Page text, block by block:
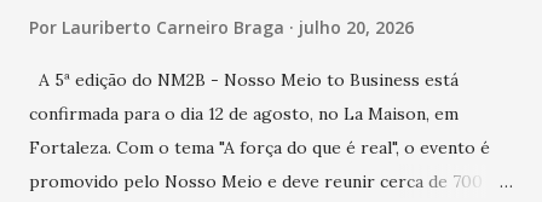
Por Lauriberto Carneiro Braga julho 20, 2026
A 5ª edição do NM2B - Nosso Meio to Business está
confirmada para o dia 12 de agosto, no La Maison, em
Fortaleza. Com o tema "A força do que é real", o evento é
promovido pelo Nosso Meio e deve reunir cerca de 700